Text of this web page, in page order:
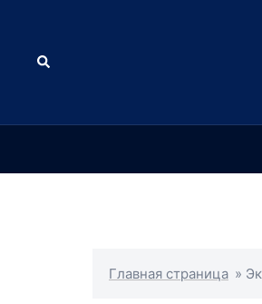
содержимому
Поиск
Главная страница »